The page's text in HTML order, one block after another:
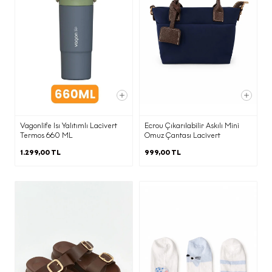
Vagonlife Isı Yalıtımlı Lacivert
Termos 660 ML
1.299,00 TL
Ecrou Çıkarılabilir Askılı Mini
Omuz Çantası Lacivert
999,00 TL
gelen taleplerin yasal düzenlemeler
ve mevzuat gereği yerine getirilmesi
amacı ile,
Elektronik ticari ileti gönderimi adına
onay ve ret kayıtlarının
Yönetim Sistemi ile,
birlikte çalıştığımız ajans ve iş
ortaklarına,